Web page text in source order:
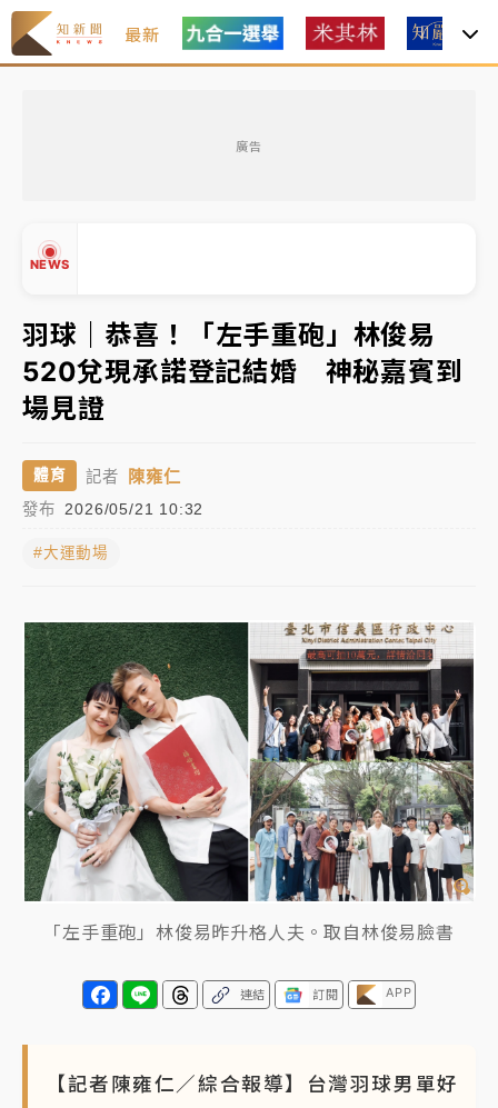
最新
廣告
NEWS
「白海豚」雨炸新北！通報109件災情 侯友宜揭這類災
損最多
白海豚挾豪雨狂炸新北！時雨量破百毫米 水塔、雨棚
砸落毀車
最好玩的父親節！「爸氣集合」出發工程冒險島 邀社
福孩童齊暢玩
強風長浪襲馬祖！「白海豚」逼近劃設警戒區 違規戲
水觀浪恐重罰失血
雨不穩定」
「好事多磨」
韓股最壞時期已過？大摩估去槓桿完成逾半 波動率降
至2個月低
「白海豚」雨炸新北！通報109件災情 侯友宜揭這類災
損最多
白海豚挾豪雨狂炸新北！時雨量破百毫米 水塔、雨棚
砸落毀車
最好玩的父親節！「爸氣集合」出發工程冒險島 邀社
水觀浪恐重罰失血
▼
羽球｜恭喜！「左手重砲」林俊易
520兌現承諾登記結婚 神秘嘉賓到
場見證
體育 記者 陳雍仁
發布 2026/05/21 10:32
#大運動場
「左手重砲」林俊易昨升格人夫。取自林俊易臉書
連結 訂閱 APP
【記者陳雍仁／綜合報導】台灣羽球男單好